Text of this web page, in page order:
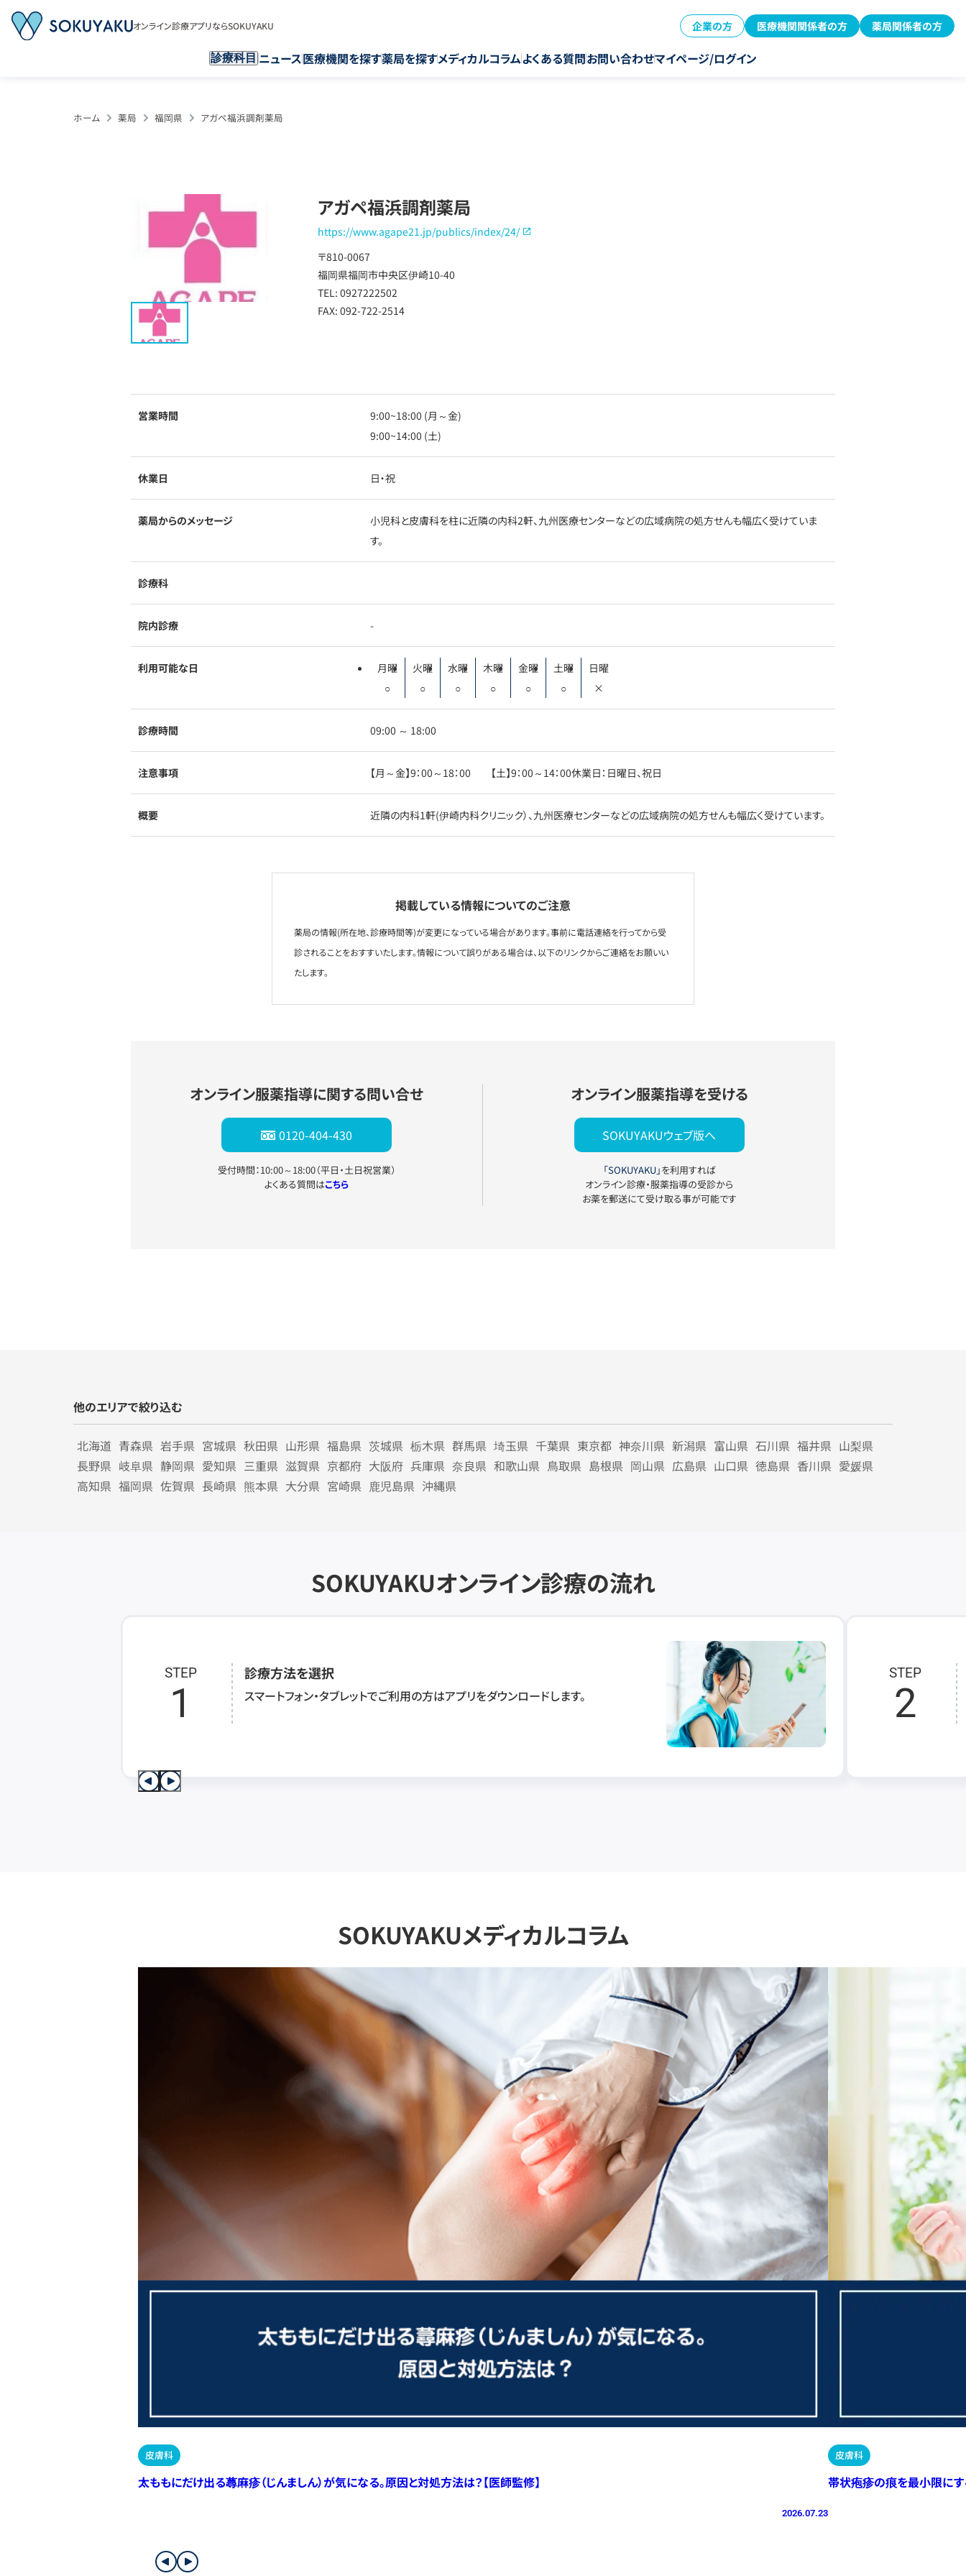
オンライン診療アプリならSOKUYAKU 企業の方 医療機関関係者の方 薬局関係者の方
診療科目 ニュース医療機関を探す薬局を探すメディカルコラムよくある質問お問い合わせマイページ/ログイン
ホーム 薬局 福岡県 アガペ福浜調剤薬局
アガペ福浜調剤薬局
https://www.agape21.jp/publics/index/24/
〒810-0067
福岡県福岡市中央区伊崎10-40
TEL: 0927222502
FAX: 092-722-2514
営業時間
9:00~18:00 (月～金)
9:00~14:00 (土)
休業日 日・祝
薬局からのメッセージ
小児科と皮膚科を柱に近隣の内科2軒、九州医療センターなどの広域病院の処方せんも幅広く受けていま
す。
診療科
院内診療 -
利用可能な日
月曜
○
火曜
○
水曜
○
木曜
○
金曜
○
土曜
○
日曜
×
診療時間 09:00 ～ 18:00
注意事項 【月～金】9：00～18：00 【土】9：00～14：00休業日：日曜日、祝日
概要 近隣の内科1軒(伊崎内科クリニック）、九州医療センターなどの広域病院の処方せんも幅広く受けています。
掲載している情報についてのご注意
薬局の情報(所在地、診療時間等)が変更になっている場合があります。事前に電話連絡を行ってから受
診されることをおすすいたします。情報について誤りがある場合は、以下のリンクからご連絡をお願いい
たします。
オンライン服薬指導に関する問い合せ
0120-404-430
受付時間：10:00～18:00（平日・土日祝営業）
よくある質問はこちら
オンライン服薬指導を受ける
SOKUYAKUウェブ版へ
「SOKUYAKU」を利用すれば
オンライン診療・服薬指導の受診から
お薬を郵送にて受け取る事が可能です
他のエリアで絞り込む
北海道 青森県 岩手県 宮城県 秋田県 山形県 福島県 茨城県 栃木県 群馬県 埼玉県 千葉県 東京都 神奈川県 新潟県 富山県 石川県 福井県 山梨県
長野県 岐阜県 静岡県 愛知県 三重県 滋賀県 京都府 大阪府 兵庫県 奈良県 和歌山県 鳥取県 島根県 岡山県 広島県 山口県 徳島県 香川県 愛媛県
高知県 福岡県 佐賀県 長崎県 熊本県 大分県 宮崎県 鹿児島県 沖縄県
SOKUYAKUオンライン診療の流れ
STEP
1
診療方法を選択
スマートフォン・タブレットでご利用の方はアプリをダウンロードします。
STEP
2
SOKUYAKUメディカルコラム
皮膚科
太ももにだけ出る蕁麻疹（じんましん）が気になる。原因と対処方法は？【医師監修】
2026.07.23
皮膚科
帯状疱疹の痕を最小限にす